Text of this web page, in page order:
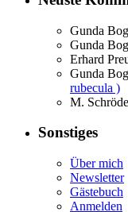
Gunda
Gunda
Erhard
Gunda
rubecula )
M.
Sonstiges
Über mich
Newsletter
Gästebuch
Anmelden